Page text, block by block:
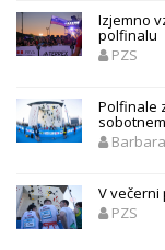
Izjemno
polfinalu
PZS
Polfinale
V
PZS